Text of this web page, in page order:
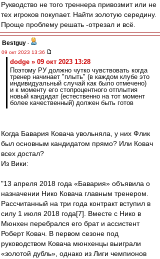
Рукводство не того треннера привозмит или не
тех игроков покупает. Найти золотую середину.
Проще проблему решать -отрезал и всё.
Bestguy -
09 окт 2023 13:36
dodge » 09 окт 2023 13:28
Поэтому РУ должно чутко чувствовать когда
тренер начинает "плыть" (в каждом клубе это
индивидуальный случай как было отмечено)
и к моменту его стопроцентного отплытия
новый кандидат (естественно на тот момент
более качественный) должен быть готов
Когда Бавария Ковача увольняла, у них Флик
был основным кандидатом прямо? Или Ковач
всех достал?
Из Вики:
"13 апреля 2018 года «Бавария» объявила о
назначении Нико Ковача главным тренером.
Рассчитанный на три года контракт вступил в
силу 1 июля 2018 года[7]. Вместе с Нико в
Мюнхен перебрался его брат и ассистент
Роберт Ковач. В первом сезоне под
руководством Ковача мюнхенцы выиграли
«золотой дубль», однако из Лиги чемпионов